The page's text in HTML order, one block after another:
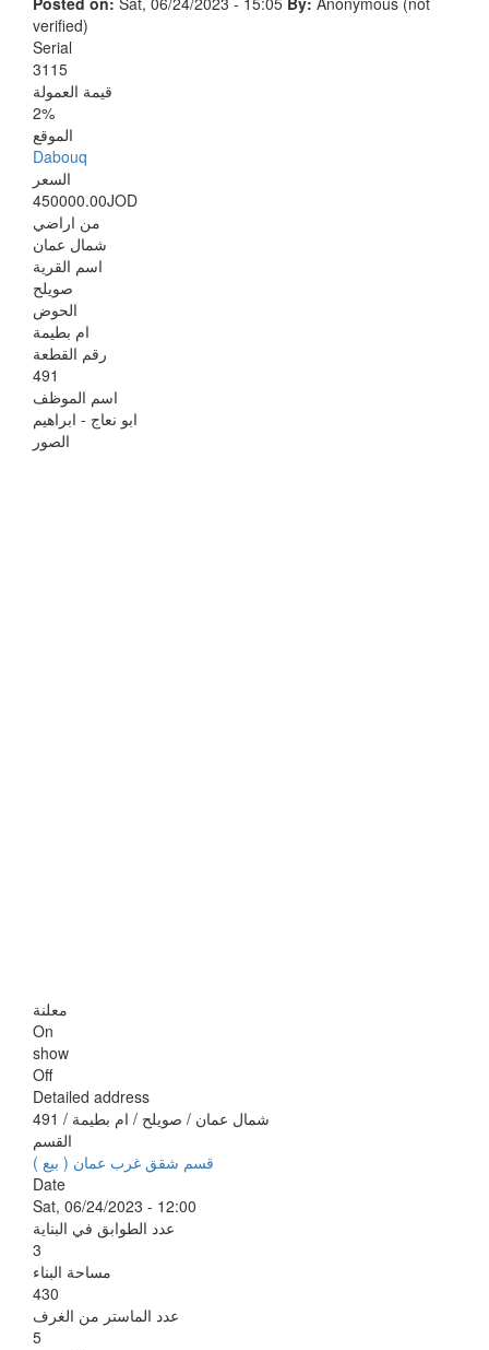
verified)
Serial
3115
قيمة العمولة
2%
الموقع
Dabouq
السعر
450000.00JOD
من اراضي
شمال عمان
اسم القرية
صويلح
الحوض
ام بطيمة
رقم القطعة
491
اسم الموظف
ابو نعاج - ابراهيم
الصور
معلنة
On
show
Off
Detailed address
شمال عمان / صويلح / ام بطيمة / 491
القسم
قسم شقق غرب عمان ( بيع )
Date
Sat, 06/24/2023 - 12:00
عدد الطوابق في البناية
3
مساحة البناء
430
عدد الماستر من الغرف
5